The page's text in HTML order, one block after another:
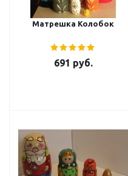
Матрешка Колобок
691 руб.